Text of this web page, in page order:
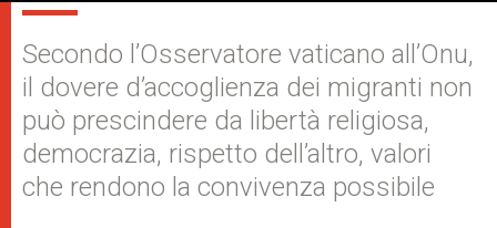
Secondo l’Osservatore vaticano all’Onu,
il dovere d’accoglienza dei migranti non
può prescindere da libertà religiosa,
democrazia, rispetto dell’altro, valori
che rendono la convivenza possibile